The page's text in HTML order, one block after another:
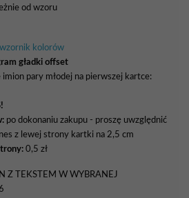
od wzoru
kolorów
gładki offset
imion pary młodej na pierwszej kartce:
po dokonaniu zakupu - proszę uwzględnić
z lewej strony kartki na 2,5 cm
0,5 zł
Z TEKSTEM W WYBRANEJ